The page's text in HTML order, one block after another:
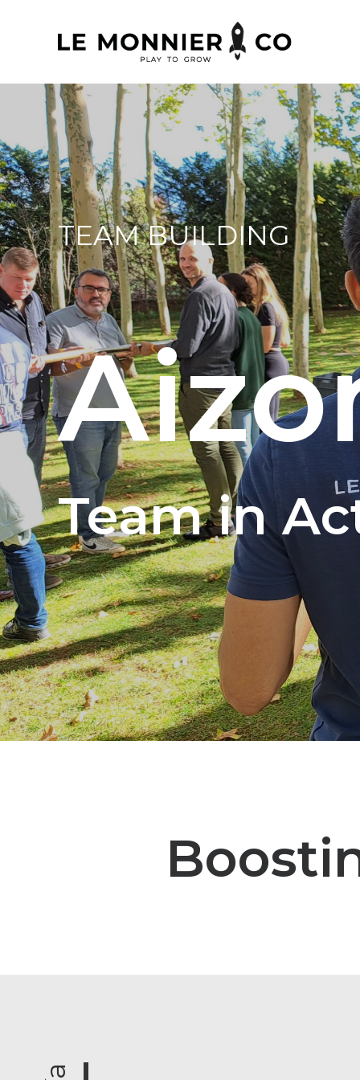
TEAM BUILDING
Team in